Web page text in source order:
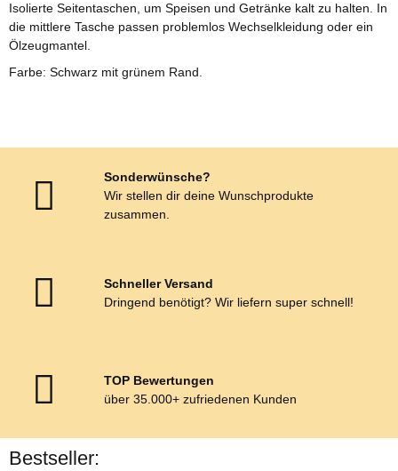
Isolierte Seitentaschen, um Speisen und Getränke kalt zu halten. In
die mittlere Tasche passen problemlos Wechselkleidung oder ein
Ölzeugmantel.
Farbe: Schwarz mit grünem Rand.
Sonderwünsche?
Wir stellen dir deine Wunschprodukte
zusammen.
Schneller Versand
Dringend benötigt? Wir liefern super schnell!
TOP Bewertungen
über 35.000+ zufriedenen Kunden
Bestseller: